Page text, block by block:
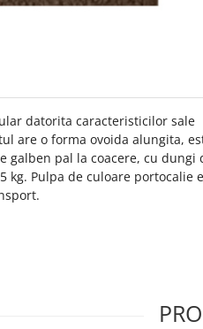
datorita caracteristicilor sale
are o forma ovoida alungita,
galben pal la coacere, cu dungi
kg. Pulpa de culoare portocalie